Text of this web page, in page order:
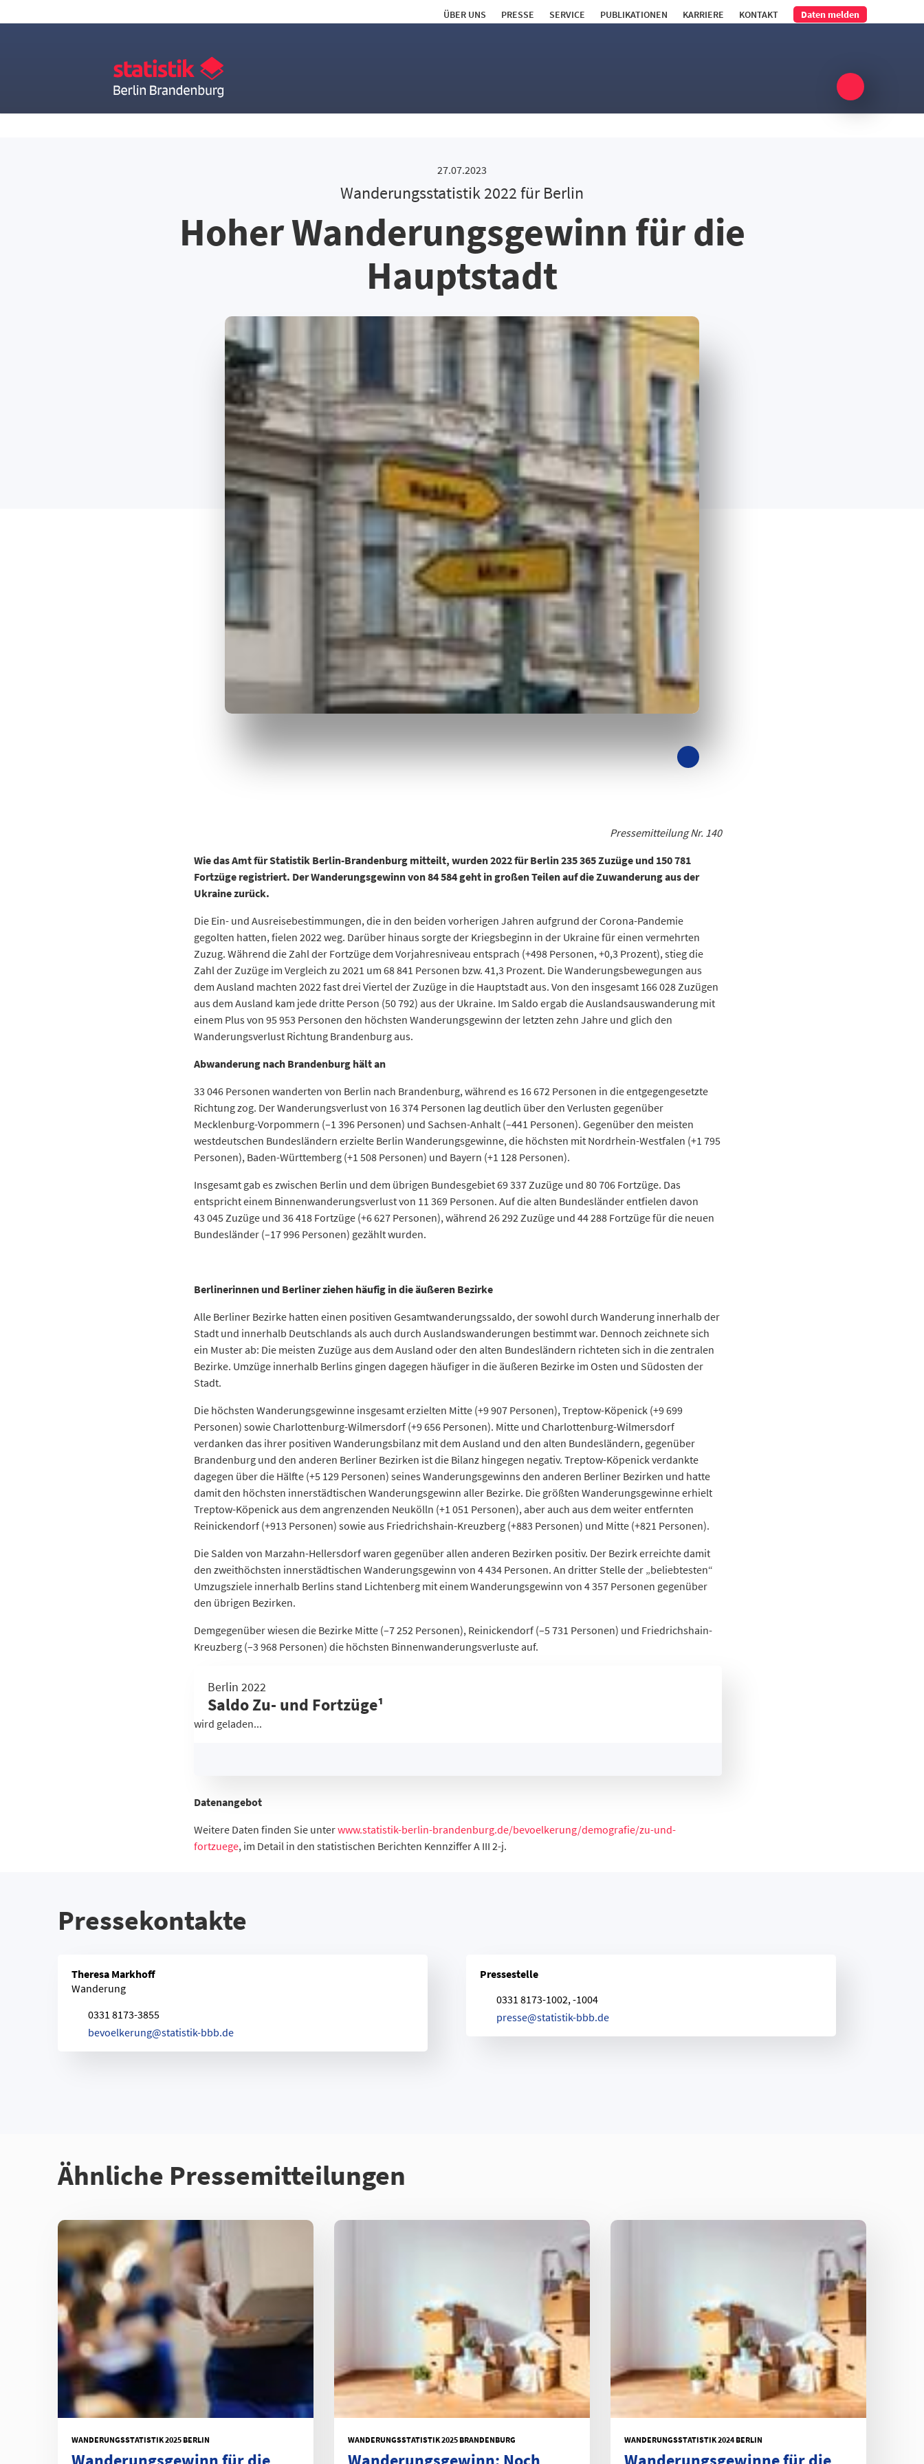
ÜBER UNS PRESSE SERVICE PUBLIKATIONEN KARRIERE KONTAKT Daten melden
27.07.2023
Wanderungsstatistik 2022 für Berlin
Hoher Wanderungsgewinn für die
Hauptstadt
Pressemitteilung Nr. 140
Wie das Amt für Statistik Berlin-Brandenburg mitteilt, wurden 2022 fürBerlin 235 365 Zuzüge und 150 781
Fortzüge registriert. Der Wanderungsgewinn von 84 584geht in großen Teilen auf die Zuwanderung aus der
Ukraine zurück.
Die Ein- und Ausreisebestimmungen, die in den beiden vorherigen Jahren aufgrund der Corona-Pandemie
gegolten hatten, fielen 2022 weg. Darüber hinaus sorgte der Kriegsbeginn in der Ukraine für einen vermehrten
Zuzug. Während die Zahl der Fortzüge dem Vorjahresniveau entsprach (+498 Personen, +0,3 Prozent), stieg die
Zahl der Zuzüge im Vergleich zu 2021 um 68 841 Personen bzw. 41,3 Prozent. Die Wanderungsbewegungen aus
dem Ausland machten 2022 fast drei Viertel der Zuzüge in die Hauptstadt aus. Von den insgesamt 166 028 Zuzügen
aus dem Ausland kam jede dritte Person (50 792) aus der Ukraine. Im Saldo ergab die Auslandsauswanderung mit
einem Plus von 95 953 Personen den höchsten Wanderungsgewinn der letzten zehn Jahre und glich den
Wanderungsverlust Richtung Brandenburg aus.
Abwanderung nach Brandenburg hält an
33 046 Personen wanderten von Berlin nach Brandenburg, während es 16 672 Personen in die entgegengesetzte
Richtung zog. Der Wanderungsverlust von 16 374 Personen lag deutlich über den Verlusten gegenüber
Mecklenburg-Vorpommern (–1 396 Personen) und Sachsen-Anhalt (–441 Personen). Gegenüber den meisten
westdeutschen Bundesländern erzielte Berlin Wanderungsgewinne, die höchsten mit Nordrhein-Westfalen (+1 795
Personen), Baden-Württemberg (+1 508 Personen) und Bayern (+1 128 Personen).
Insgesamt gab es zwischen Berlin und dem übrigen Bundesgebiet 69 337 Zuzüge und 80 706 Fortzüge. Das
entspricht einem Binnenwanderungsverlust von 11 369 Personen. Auf die alten Bundesländer entfielen davon
43 045 Zuzüge und 36 418 Fortzüge (+6 627 Personen), während 26 292 Zuzüge und 44 288 Fortzüge für die neuen
Bundesländer (–17 996 Personen) gezählt wurden.
Datentabelle: 2011 bis 2022 – Zu- und Fortzüge über die Landesgrenze Berlins
Anzahl Zuzüge
Fortzüge
186.222
2011
177.473
2012
164.577
2013
2015
182.778
123.253
2016
215.588
127.574
2017
178.130
137.459
2018
180.105
141.693
2019
184.744
161.440
2020
142.923 144.597
Berlinerinnen und Berliner ziehen häufig in die äußeren Bezirke
Alle Berliner Bezirke hatten einen positiven Gesamtwanderungssaldo, der sowohl durch Wanderung innerhalb der
Stadt und innerhalb Deutschlands als auch durch Auslandswanderungen bestimmt war. Dennoch zeichnete sich
ein Muster ab: Die meisten Zuzüge aus dem Ausland oder den alten Bundesländern richteten sich in die zentralen
Bezirke. Umzüge innerhalb Berlins gingen dagegen häufiger in die äußeren Bezirke im Osten und Südosten der
Stadt.
Die höchsten Wanderungsgewinne insgesamt erzielten Mitte (+9 907 Personen), Treptow-Köpenick (+9 699
Personen) sowie Charlottenburg-Wilmersdorf (+9 656 Personen). Mitte und Charlottenburg-Wilmersdorf
verdanken das ihrer positiven Wanderungsbilanz mit dem Ausland und den alten Bundesländern, gegenüber
Brandenburg und den anderen Berliner Bezirken ist die Bilanz hingegen negativ. Treptow-Köpenick verdankte
dagegen über die Hälfte (+5 129 Personen) seines Wanderungsgewinns den anderen Berliner Bezirken und hatte
damit den höchsten innerstädtischen Wanderungsgewinn aller Bezirke. Die größten Wanderungsgewinne erhielt
Treptow-Köpenick aus dem angrenzenden Neukölln (+1 051 Personen),aber auch aus dem weiter entfernten
Reinickendorf (+913 Personen) sowie aus Friedrichshain-Kreuzberg (+883 Personen) und Mitte (+821 Personen).
Die Salden von Marzahn-Hellersdorf waren gegenüber allen anderen Bezirken positiv. Der Bezirk erreichte damit
den zweithöchsten innerstädtischen Wanderungsgewinn von 4 434 Personen. An dritter Stelle der „beliebtesten“
Umzugsziele innerhalb Berlins stand Lichtenberg mit einem Wanderungsgewinn von 4 357 Personen gegenüber
den übrigen Bezirken.
Demgegenüber wiesen die Bezirke Mitte (–7 252 Personen), Reinickendorf (–5 731 Personen) und Friedrichshain-
Kreuzberg (–3 968 Personen) die höchsten Binnenwanderungsverluste auf.
Datentabelle: Berlin 2022 – Saldo Zu- und Fortzüge¹
- -
Mitte
Spandau
Tempelhof-Schöneberg
2.068 31.876
33.944
Neukölln
2.140 27.119
29.259
Berlin 2022
Saldo Zu- und Fortzüge¹
wird geladen...
Datenangebot
Weitere Daten finden Sie unterwww.statistik-berlin-brandenburg.de/bevoelkerung/demografie/zu-und-
fortzuege, im Detail in den statistischen Berichten Kennziffer A III 2-j.
Pressekontakte
Theresa Markhoff
Wanderung
0331 8173-3855
bevoelkerung@statistik-bbb.de
Pressestelle
0331 8173-1002, -1004
presse@statistik-bbb.de
Ähnliche Pressemitteilungen
WANDERUNGSSTATISTIK 2025 BERLIN WANDERUNGSSTATISTIK 2025 BRANDENBURG WANDERUNGSSTATISTIK 2024 BERLIN